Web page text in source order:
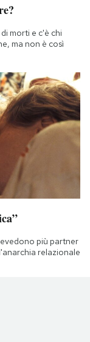
morti e c'è chi
ma non è così
più partner
relazionale